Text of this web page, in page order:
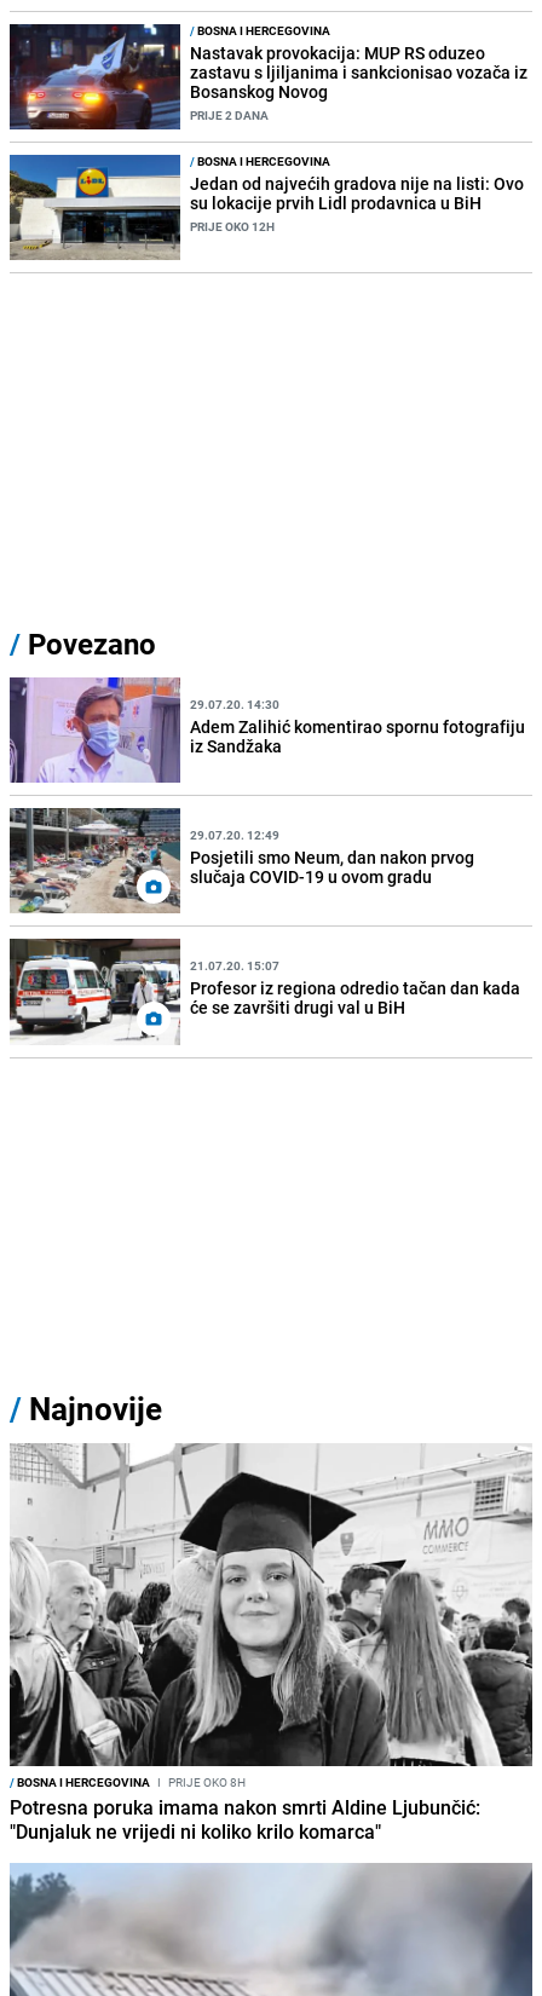
/BOSNA I HERCEGOVINA
Nastavak provokacija: MUP RS oduzeo
zastavu s ljiljanima i sankcionisao vozača iz
Bosanskog Novog
PRIJE 2 DANA
/BOSNA I HERCEGOVINA
Jedan od najvećih gradova nije na listi: Ovo
su lokacije prvih Lidl prodavnica u BiH
PRIJE OKO 12H
/ Povezano
29.07.20. 14:30
Adem Zalihić komentirao spornu fotografiju
iz Sandžaka
29.07.20. 12:49
Posjetili smo Neum, dan nakon prvog
slučaja COVID-19 u ovom gradu
21.07.20. 15:07
Profesor iz regiona odredio tačan dan kada
će se završiti drugi val u BiH
/ Najnovije
/BOSNA I HERCEGOVINA I PRIJE OKO 8H
Potresna poruka imama nakon smrti Aldine Ljubunčić:
"Dunjaluk ne vrijedi ni koliko krilo komarca"